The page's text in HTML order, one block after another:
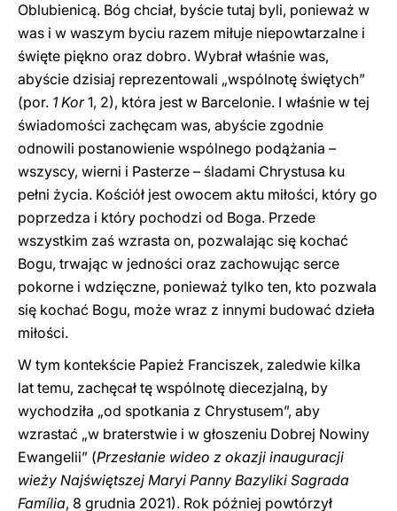
Oblubienicą. Bóg chciał, byście tutaj byli, ponieważ w
was i w waszym byciu razem miłuje niepowtarzalne i
święte piękno oraz dobro. Wybrał właśnie was,
abyście dzisiaj reprezentowali „wspólnotę świętych”
(por. 1 Kor1, 2), która jest w Barcelonie. I właśnie w tej
świadomości zachęcam was, abyście zgodnie
odnowili postanowienie wspólnego podążania –
wszyscy, wierni i Pasterze – śladami Chrystusa ku
pełni życia. Kościół jest owocem aktu miłości, który go
poprzedza i który pochodzi od Boga. Przede
wszystkim zaś wzrasta on, pozwalając się kochać
Bogu, trwając w jedności oraz zachowując serce
pokorne i wdzięczne, ponieważ tylko ten, kto pozwala
się kochać Bogu, może wraz z innymi budować dzieła
miłości.
W tym kontekście Papież Franciszek, zaledwie kilka
lat temu, zachęcał tę wspólnotę diecezjalną, by
wychodziła „od spotkania z Chrystusem”, aby
wzrastać „w braterstwie i w głoszeniu Dobrej Nowiny
Ewangelii” (Przesłanie wideo z okazji inauguracji
wieży Najświętszej Maryi Panny Bazyliki Sagrada
Família, 8 grudnia 2021). Rok później powtórzył